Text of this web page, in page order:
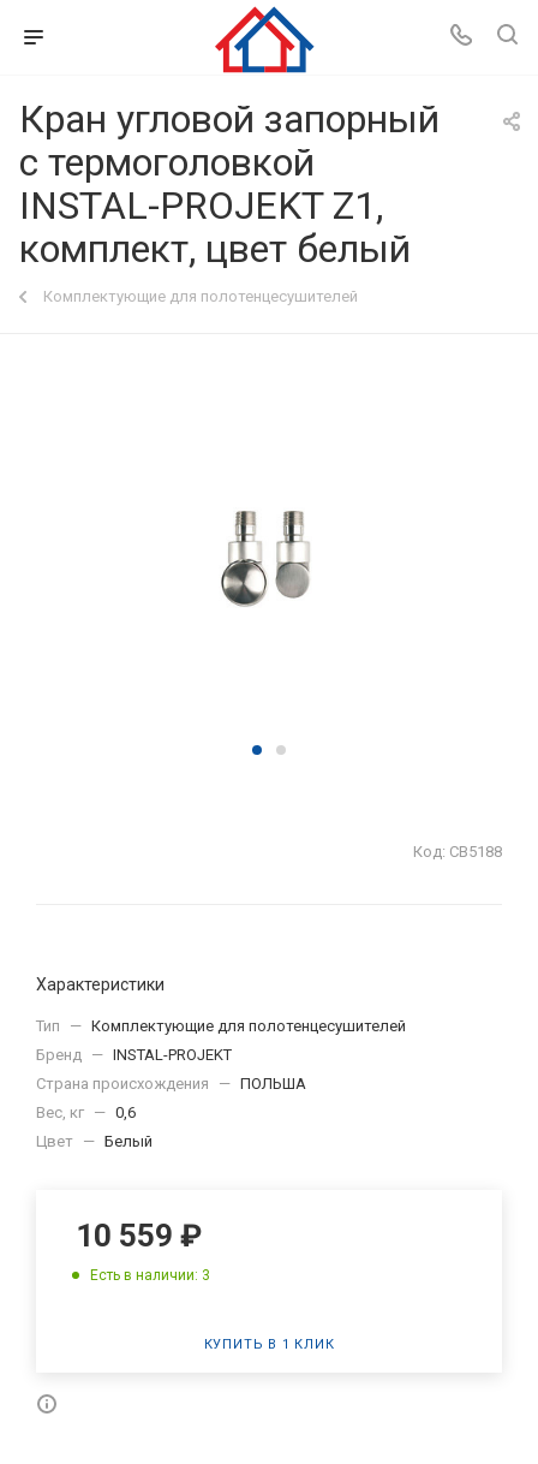
Кран угловой запорный
с термоголовкой
INSTAL-PROJEKT Z1,
комплект, цвет белый
Комплектующие для полотенцесушителей
Код: СВ5188
Характеристики
Тип — Комплектующие для полотенцесушителей
Бренд — INSTAL-PROJEKT
Страна происхождения
— ПОЛЬША
Вес, кг — 0,6
Цвет — Белый
10 559 ₽
Есть в наличии: 3
КУПИТЬ В 1 КЛИК